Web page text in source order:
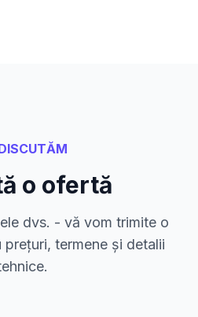
o ofertă
dvs. - vă vom trimite o
termene și detalii